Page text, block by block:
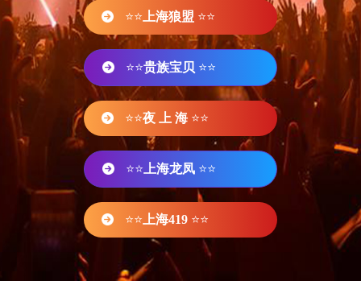
⭐⭐ 上海狼盟 ⭐⭐
⭐⭐贵族宝贝 ⭐⭐
⭐⭐夜 上 海 ⭐⭐
⭐⭐ 上海龙凤 ⭐⭐
⭐⭐ 上海419 ⭐⭐